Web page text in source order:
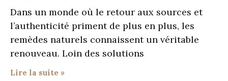
Dans un monde où le retour aux sources et
l’authenticité priment de plus en plus, les
remèdes naturels connaissent un véritable
renouveau. Loin des solutions
Lire la suite »